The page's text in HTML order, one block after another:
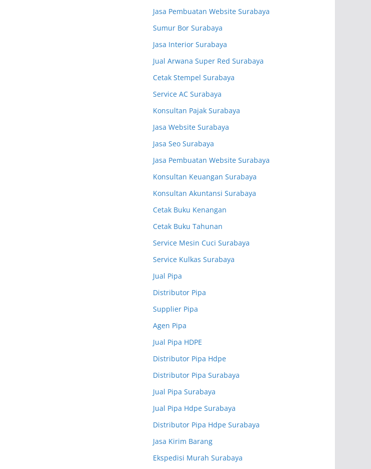
Jasa Pembuatan Website Surabaya
Sumur Bor Surabaya
Jasa Interior Surabaya
Jual Arwana Super Red Surabaya
Cetak Stempel Surabaya
Service AC Surabaya
Konsultan Pajak Surabaya
Jasa Website Surabaya
Jasa Seo Surabaya
Jasa Pembuatan Website Surabaya
Konsultan Keuangan Surabaya
Konsultan Akuntansi Surabaya
Cetak Buku Kenangan
Cetak Buku Tahunan
Service Mesin Cuci Surabaya
Service Kulkas Surabaya
Jual Pipa
Distributor Pipa
Supplier Pipa
Agen Pipa
Jual Pipa HDPE
Distributor Pipa Hdpe
Distributor Pipa Surabaya
Jual Pipa Surabaya
Jual Pipa Hdpe Surabaya
Distributor Pipa Hdpe Surabaya
Jasa Kirim Barang
Ekspedisi Murah Surabaya